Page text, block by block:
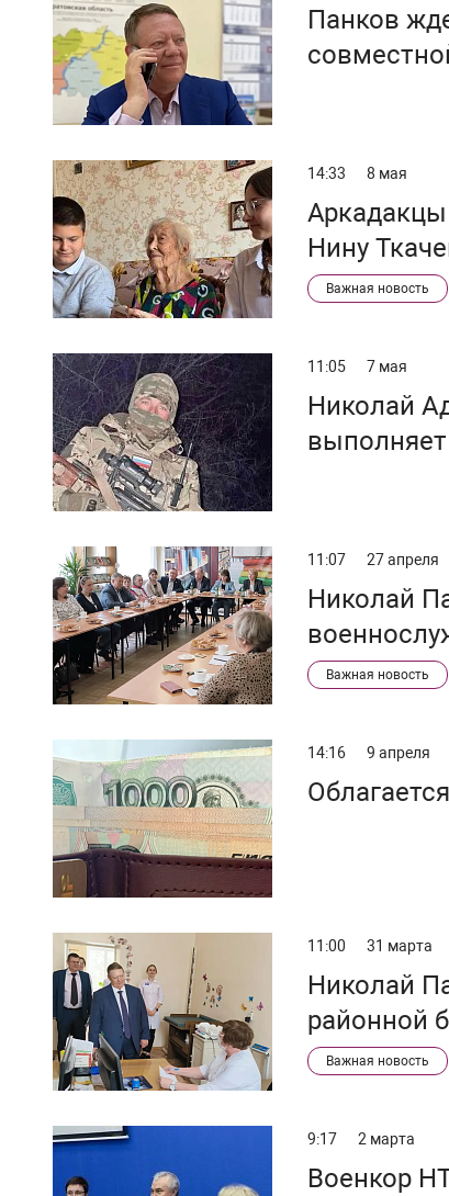
Панков
14:33 8 мая
Нину
Важная новость
11:05 7 мая
Николай
11:07 27 апреля
Николай
Важная новость
14:16 9 апреля
11:00 31 марта
Николай
районной
Важная новость
9:17 2 марта
Военкор